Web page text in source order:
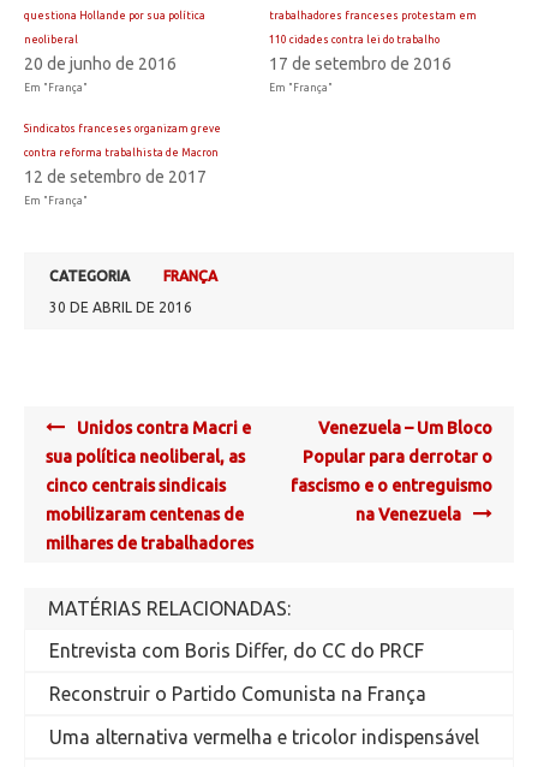
questiona Hollande por sua política
neoliberal
20 de junho de 2016
Em "França"
trabalhadores franceses protestam em
110 cidades contra lei do trabalho
17 de setembro de 2016
Em "França"
Sindicatos franceses organizam greve
contra reforma trabalhista de Macron
12 de setembro de 2017
Em "França"
CATEGORIA
FRANÇA
30 DE ABRIL DE 2016
Post
navigation
Unidos contra Macri e
sua política neoliberal, as
cinco centrais sindicais
mobilizaram centenas de
milhares de trabalhadores
Venezuela – Um Bloco
Popular para derrotar o
fascismo e o entreguismo
na Venezuela
MATÉRIAS RELACIONADAS:
Entrevista com Boris Differ, do CC do PRCF
Reconstruir o Partido Comunista na França
Uma alternativa vermelha e tricolor indispensável